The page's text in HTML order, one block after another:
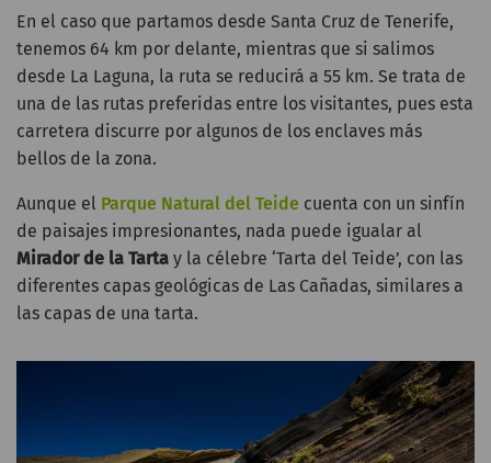
En el caso que partamos desde Santa Cruz de Tenerife,
tenemos 64 km por delante, mientras que si salimos
desde La Laguna, la ruta se reducirá a 55 km. Se trata de
una de las rutas preferidas entre los visitantes, pues esta
carretera discurre por algunos de los enclaves más
bellos de la zona.
Aunque el Parque Natural del Teide cuenta con un sinfín
de paisajes impresionantes, nada puede igualar al
Mirador de la Tarta y la célebre ‘Tarta del Teide’, con las
diferentes capas geológicas de Las Cañadas, similares a
las capas de una tarta.